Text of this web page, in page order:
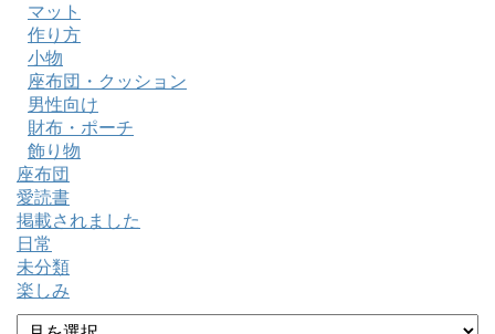
マット
作り方
小物
座布団・クッション
男性向け
財布・ポーチ
飾り物
座布団
愛読書
掲載されました
日常
未分類
楽しみ
ア